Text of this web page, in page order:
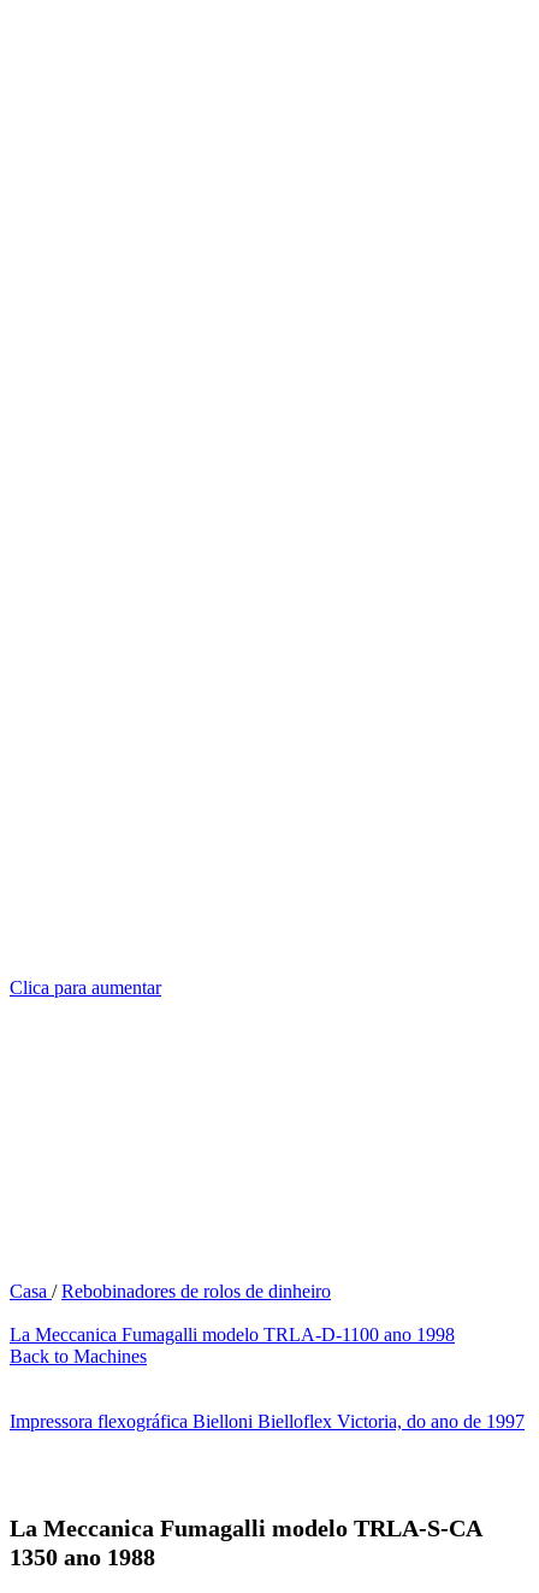
Clica para aumentar
Casa / Rebobinadores de rolos de dinheiro
La Meccanica Fumagalli modelo TRLA-D-1100 ano 1998
Back to Machines
Impressora flexográfica Bielloni Bielloflex Victoria, do ano de 1997
La Meccanica Fumagalli modelo TRLA-S-CA
1350 ano 1988